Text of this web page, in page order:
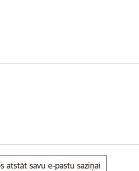
atstāt savu e-pastu saziņai